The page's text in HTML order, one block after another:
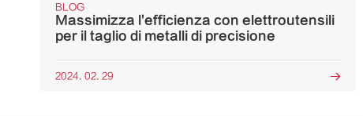
BLOG
Massimizza l'efficienza con elettroutensili
per il taglio di metalli di precisione
2024. 02. 29 